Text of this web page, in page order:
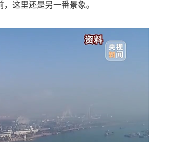
这里还是另一番景象。